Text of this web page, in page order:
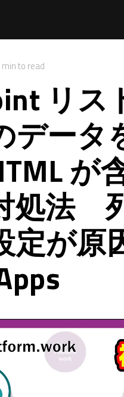
min to read
リス
データ
が
処法
定が原